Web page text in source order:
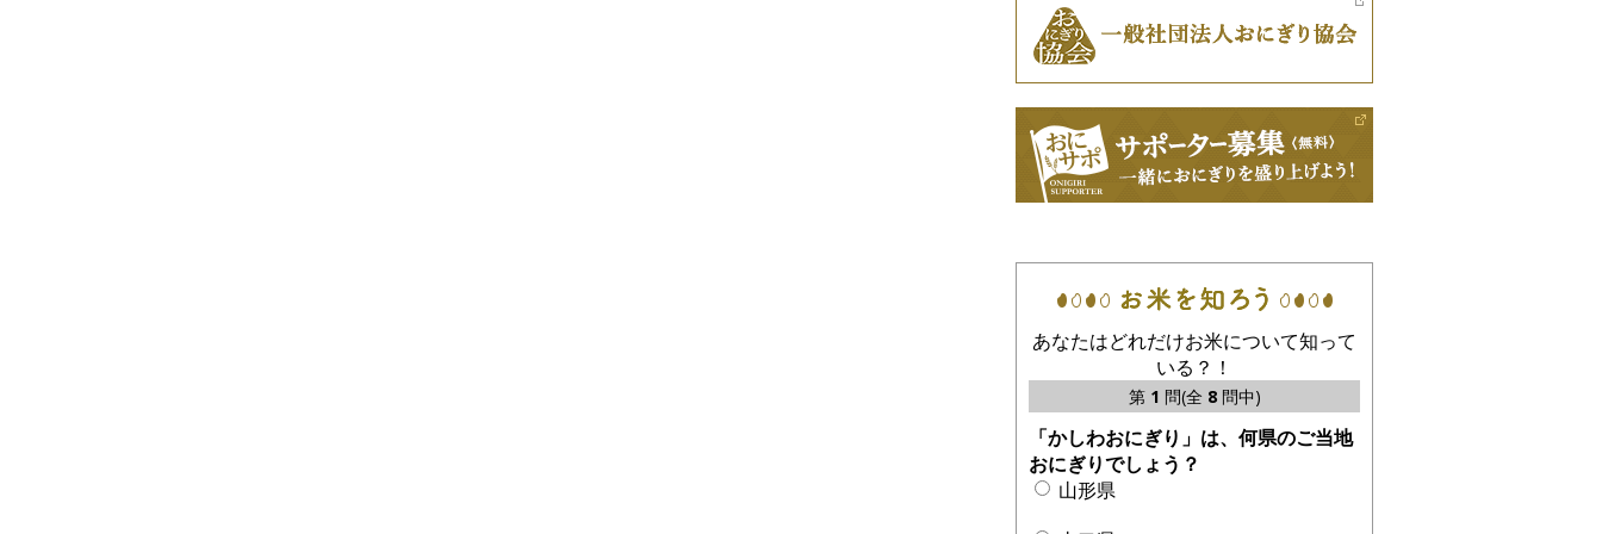
あなたはどれだけお米について知って
いる？！
第 1 問(全 8問中)
「かしわおにぎり」は、何県のご当地
おにぎりでしょう？
山形県